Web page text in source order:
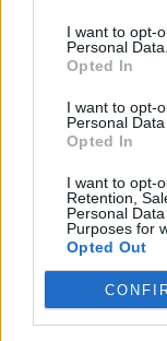
I want to opt-
Personal Data.
Opted In
I want to opt-
Personal
Opted In
I want to opt-
Retention,
Personal
Purposes for
Opted Out
mélyen,
néha jó
A
A kölni-
illat
Szociális